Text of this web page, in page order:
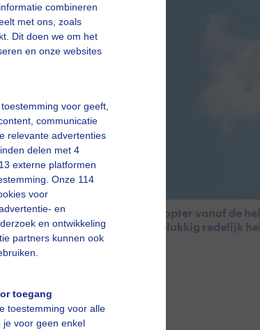
combineren
met ons, zoals
Dit doen we om het
en onze websites
voor geeft,
communicatie
relevante advertenties
delen met 4
externe platformen
Onze 114
voor
en
en ontwikkeling
partners kunnen ook
toegang
toestemming voor alle
je voor geen enkel
vertrok er weer een helikopter vanaf de
Op dat moment begon het gelukkig redelijk